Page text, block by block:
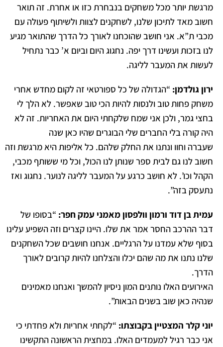
מרגשת יותר מכל משחקים בנבחרת כזו או אחרת. זה תואר
חשוב מאד לתיכון שלנו, לשחקנים לצוות ולשיתוף פעולה עם
מכבי ת”א. אני חושב שהוכחנו לאורך כל הדרך שהתואר מגיע
לנו בזכות ועשינו דרך יפה. נחגוג היום וביום א’ כבר נתחיל
לעשות את המעבר לליגה.
ירון גולדמן: “הגדולה של כל ספורטאי זה לקום מחדש אחרי
משחק פחות טוב ולנסות להיות הכי טוב שאפשר. לא הלך לי
בחצי גמר, ולכן אני שמח שלקחתי היום את האחריות. זה לא
היה קורה בלי החברים שלי הבוגרים שהיו כאן שנה
שעברה וחוו ונתנו את החלק שלהם. כל אליפות היא מרגשת וזה
חשוב לנו גם לבית ספר שנותן לנו הכול, וכל מי ששותף מכבי,
הקהל וכו’. לא חושב כרגע על המעבר לליגה לנוער. נחגוג ואז
נתעסק בזה”.
עמית בן דוד ורמון וולפסון מאמני עמק חפר: “בסופו של
דבר ההרכב החסר אמר את שלו. היינו קצרים וזה השפיע עלינו
בסוף שלא עמדנו על הרגליים. אנחנו חושבים שכל השחקנים
שלנו נתנו את מה שהם יכלו והצלחנו להיות קרובים לאורך
הדרך.
האירועים האלו נותנים המון ניסיון להמשך ואנחנו מאמינים
שנהיה כאן שוב בשנים הבאות”.
יוני קלר המצטיין בקבוצתו: “לקחתי אחריות ולא פחדתי כי
אני כבר רגיל למעמדים האלו. במחצית הראשונה התקשינו